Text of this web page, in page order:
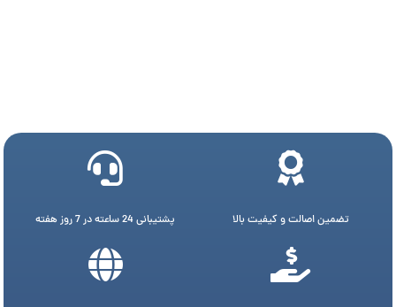
تضمین اصالت و کیفیت بالا پشتیبانی 24 ساعته در 7 روز هفته